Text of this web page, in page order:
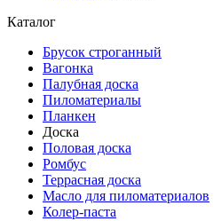
Каталог
Брусок строганный
Вагонка
Палубная доска
Пиломатериалы
Планкен
Доска
Половая доска
Ромбус
Террасная доска
Масло для пиломатериалов
Колер-паста